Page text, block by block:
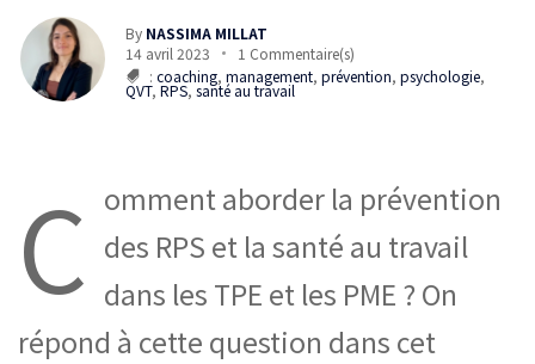
By NASSIMA MILLAT
14 avril 2023
1 Commentaire(s)
: coaching, management, prévention, psychologie,
QVT, RPS, santé au travail
C omment aborder la prévention
des RPS et la santé au travail
dans les TPE et les PME ? On
répond à cette question dans cet